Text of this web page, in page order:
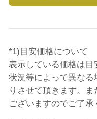
*1)目安価格について
表示している価格は目
状況等によって異な
りさせて頂きます。
ございますのでご了承